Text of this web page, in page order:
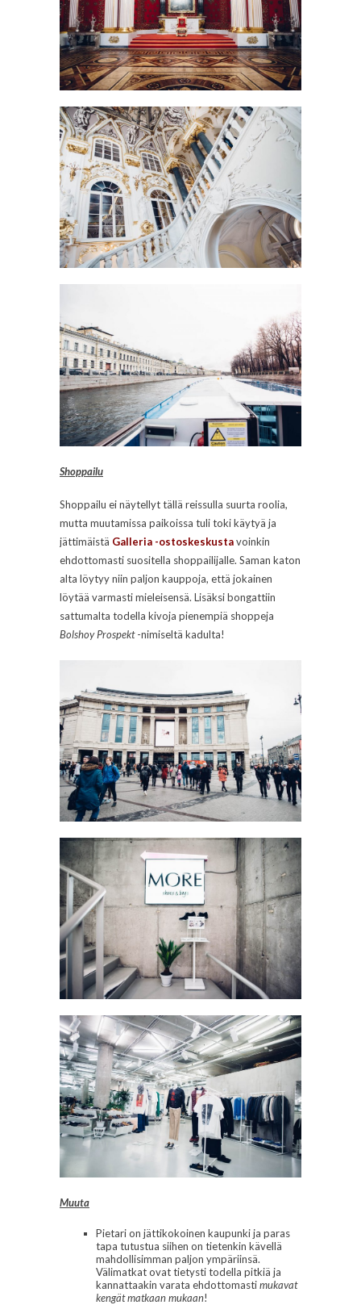
Shoppailu
Shoppailu ei näytellyt tällä reissulla suurta roolia,
mutta muutamissa paikoissa tuli toki käytyä ja
jättimäistä Galleria -ostoskeskustavoinkin
ehdottomasti suositella shoppailijalle. Saman katon
alta löytyy niin paljon kauppoja, että jokainen
löytää varmasti mieleisensä. Lisäksi bongattiin
sattumalta todella kivoja pienempiä shoppeja
Bolshoy Prospekt-nimiseltä kadulta!
Muuta
Pietari on jättikokoinen kaupunki ja paras
tapa tutustua siihen on tietenkin kävellä
mahdollisimman paljon ympäriinsä.
Välimatkat ovat tietysti todella pitkiä ja
kannattaakin varata ehdottomastimukavat
kengät matkaan mukaan!